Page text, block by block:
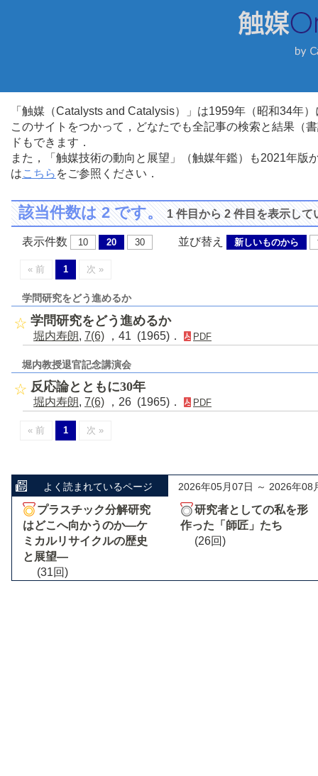
「触媒（Catalysts and Catalysis）」は1959年（昭和34年
このサイトをつかって，どなたでも全記事の検索と結果（
ドもできます．
また，「触媒技術の動向と展望」（触媒年鑑）も2021年
はこちら をご参照ください．
該当件数は 2 です。1 件目から 2 件目を表示して
表示件数 10 20 30 並び替え 新しいものから
« 前 1 次 »
学問研究をどう進めるか
学問研究をどう進めるか
堀内寿朗, 7(6) ，41 (1965)． PDF
堀内教授退官記念講演会
反応論とともに30年
堀内寿朗, 7(6) ，26 (1965)． PDF
« 前 1 次 »
よく読まれているページ 2026年05月07日 ～ 2026年08
プラスチック分解研究
はどこへ向かうのか―ケ
ミカルリサイクルの歴史
と展望―
(31回)
研究者としての私を形
作った「師匠」たち
(26回)